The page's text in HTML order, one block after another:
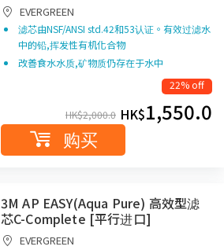
EVERGREEN
滤芯由NSF/ANSI std.42和53认证。有效过滤水
中的铅,挥发性有机化合物
改善食水水质,矿物质仍存在于水中
22% off
HK$2,000.0 HK$1,550.0
购买
3M AP EASY(Aqua Pure) 高效型滤
芯C-Complete [平行进口]
EVERGREEN